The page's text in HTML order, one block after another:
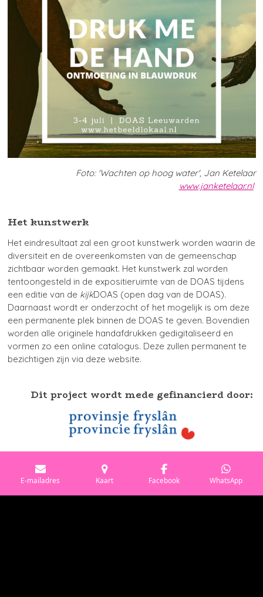
Foto: 'Wachten op hoog water', Jan Ketelaar
www.janketelaar.nl
Het kunstwerk
Het eindresultaat zal een groot kunstwerk worden waarin de
diversiteit en de overeenkomsten van de gemeenschap
zichtbaar worden gemaakt. Het kunstwerk zal worden
tentoongesteld in de expositieruimte van de DOAS tijdens
een editie van de kijkDOAS (open dag van de DOAS).
Daarnaast wordt er onderzocht of het mogelijk is om deze
een permanente plek binnen de DOAS te geven. Bovendien
worden alle originele handafdrukken gedigitaliseerd en
vormen zo een online catalogus. Deze zullen permanent te
bezichtigen zijn via deze website.
Dit project wordt mede gefinancierd door:
Tags: Atelier het Beeldlokaal, Cursus, Cursussen, Workshop, Creatief,
Leeuwarden, Yvonne Feijten, Monotype, Cyanotype, Blauwdrukken,
Alternatief, druktechnieken, grafische technieken, Etsen, DOAS, pinhole
fotografie, DOKA, verrassende workshop, atelier, Friesland, analoge
fotografie, workshop film fotografie, holga camera, vintage camera,
E-mailadres Kaart Facebook WhatsApp